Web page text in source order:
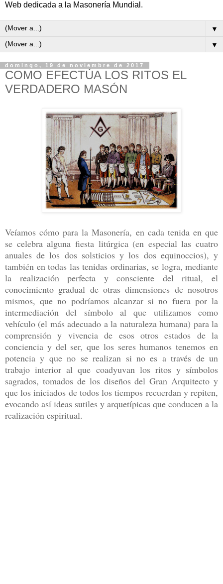
Web dedicada a la Masonería Mundial.
▼
▼
domingo, 19 de noviembre de 2017
COMO EFECTÚA LOS RITOS EL
VERDADERO MASÓN
Veíamos cómo para la Masonería, en cada tenida en que
se celebra alguna fiesta litúrgica (en especial las cuatro
anuales de los dos solsticios y los dos equinoccios), y
también en todas las tenidas ordinarias, se logra, mediante
la realización perfecta y consciente del ritual, el
conocimiento gradual de otras dimensiones de nosotros
mismos, que no podríamos alcanzar si no fuera por la
intermediación del símbolo al que utilizamos como
vehículo (el más adecuado a la naturaleza humana) para la
comprensión y vivencia de esos otros estados de la
conciencia y del ser, que los seres humanos tenemos en
potencia y que no se realizan si no es a través de un
trabajo interior al que coadyuvan los ritos y símbolos
sagrados, tomados de los diseños del Gran Arquitecto y
que los iniciados de todos los tiempos recuerdan y repiten,
evocando así ideas sutiles y arquetípicas que conducen a la
realización espiritual.